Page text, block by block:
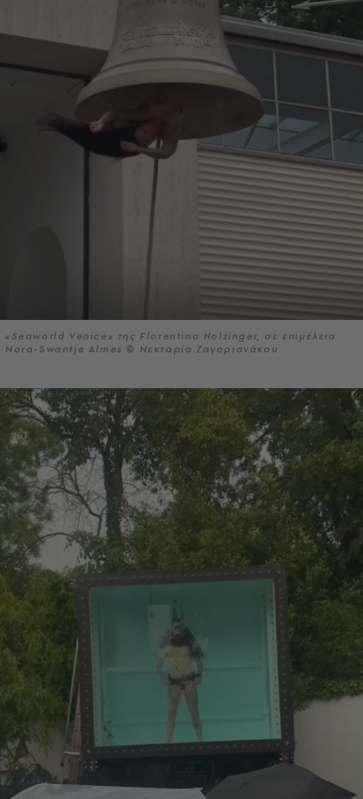
«Seaworld Venice» της Florentina Holzinger, σε επιμέλεια
Nora-Swantje Almes © Νεκταρία Ζαγοριανάκου